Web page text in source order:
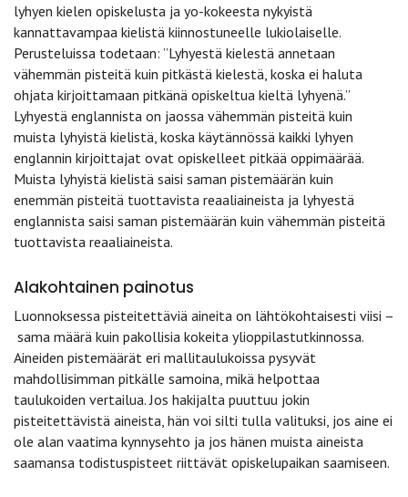
lyhyen kielen opiskelusta ja yo-kokeesta nykyistä
kannattavampaa kielistä kiinnostuneelle lukiolaiselle.
Perusteluissa todetaan: ”Lyhyestä kielestä annetaan
vähemmän pisteitä kuin pitkästä kielestä, koska ei haluta
ohjata kirjoittamaan pitkänä opiskeltua kieltä lyhyenä.”
Lyhyestä englannista on jaossa vähemmän pisteitä kuin
muista lyhyistä kielistä, koska käytännössä kaikki lyhyen
englannin kirjoittajat ovat opiskelleet pitkää oppimäärää.
Muista lyhyistä kielistä saisi saman pistemäärän kuin
enemmän pisteitä tuottavista reaaliaineista ja lyhyestä
englannista saisi saman pistemäärän kuin vähemmän pisteitä
tuottavista reaaliaineista.
Alakohtainen painotus
Luonnoksessa pisteitettäviä aineita on lähtökohtaisesti viisi –
sama määrä kuin pakollisia kokeita ylioppilastutkinnossa.
Aineiden pistemäärät eri mallitaulukoissa pysyvät
mahdollisimman pitkälle samoina, mikä helpottaa
taulukoiden vertailua. Jos hakijalta puuttuu jokin
pisteitettävistä aineista, hän voi silti tulla valituksi, jos aine ei
ole alan vaatima kynnysehto ja jos hänen muista aineista
saamansa todistuspisteet riittävät opiskelupaikan saamiseen.